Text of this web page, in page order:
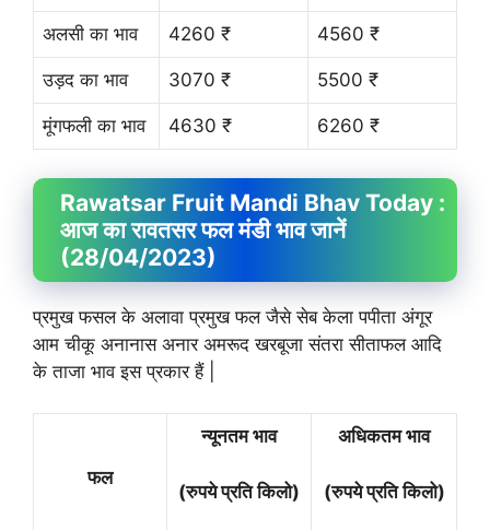
अलसी का भाव 4260 ₹ 4560 ₹
उड़द का भाव 3070 ₹ 5500 ₹
मूंगफली का भाव 4630 ₹ 6260 ₹
Rawatsar Fruit Mandi Bhav Today :
आज का रावतसर फल मंडी भाव जानें
(28/04/2023)
प्रमुख फसल के अलावा प्रमुख फल जैसे सेब केला पपीता अंगूर
आम चीकू अनानास अनार अमरूद खरबूजा संतरा सीताफल आदि
के ताजा भाव इस प्रकार हैं |
फल
न्यूनतम भाव
(रुपये प्रति किलो)
अधिकतम भाव
(रुपये प्रति किलो)